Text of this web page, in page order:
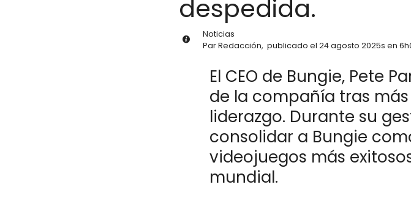
despedida.
Noticias
ParRedacción, publicado el 24 agosto 2025s en
El CEO de Bungie, Pete
de la compañía tras
liderazgo. Durante su
consolidar a Bungie
videojuegos más
mundial.